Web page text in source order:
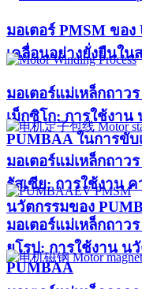
มอเตอร์ PMSM ขอ
เคลื่อนอย่างยั่งยืนใน
มอเตอร์แม่เหล็กถา
เม็กซิโก: การใช้งา
PUMBAA ในการขั
มอเตอร์แม่เหล็กถา
รัสเซีย: การใช้งาน
นวัตกรรมของ
มอเตอร์แม่เหล็กถา
ยุโรป: การใช้งาน น
PUMBAA